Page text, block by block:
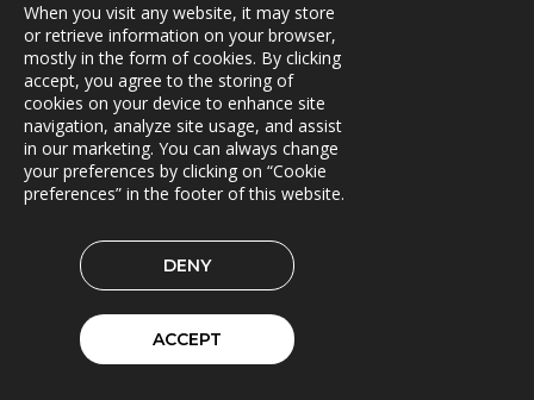
Fleetech overtas av Triona
08.04.2019
Ny versjon av Lasset
01.04.2019
Samarbeidspartner med Drive Sweden
Triona forsterkes av kvinnelige ledere
Rammeavtale med Stockholm by innen Geodata og
When you visit any website, it may store
or retrieve information on your browser,
mostly in the form of cookies. By clicking
accept, you agree to the storing of
cookies on your device to enhance site
navigation, analyze site usage, and assist
in our marketing. You can always change
your preferences by clicking on “Cookie
preferences” in the footer of this website.
DENY
ACCEPT